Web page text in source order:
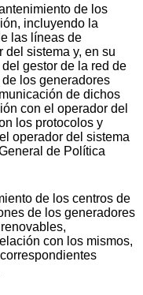
de los
incluyendo la
las líneas de
sistema y, en su
gestor de la red de
los generadores
de dichos
con el operador del
los protocolos y
operador del sistema
de Política
de los centros de
de los generadores
con los mismos,